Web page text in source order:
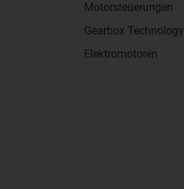
Motorsteuerungen
Gearbox Technology
Elektromotoren